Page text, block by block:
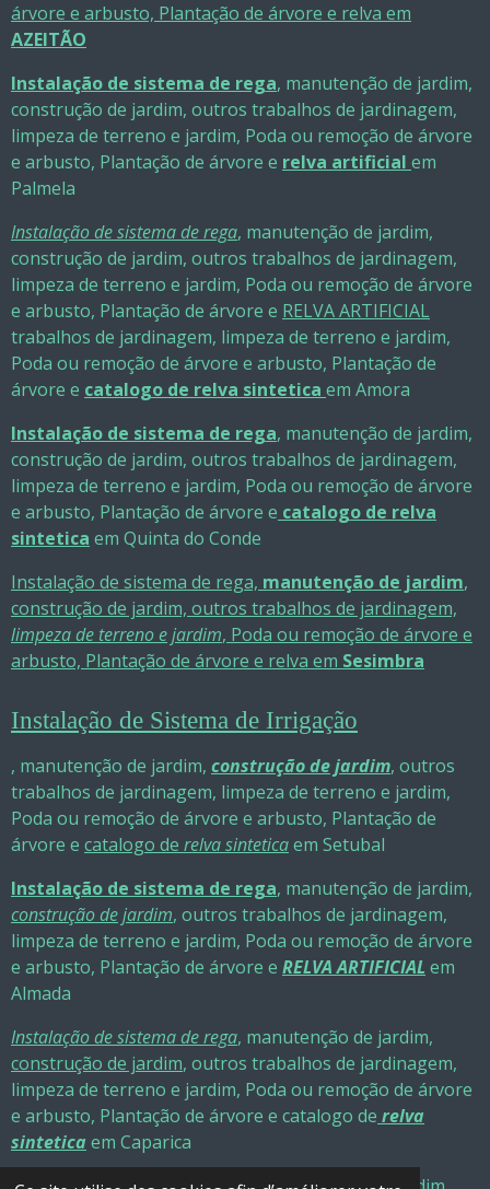
árvore e arbusto, Plantação de árvore e relva em
AZEITÃO
Instalação de sistema de rega, manutenção de jardim,
construção de jardim, outros trabalhos de jardinagem,
limpeza de terreno e jardim, Poda ou remoção de árvore
e arbusto, Plantação de árvore e relva artificial em
Palmela
Instalação de sistema de rega, manutenção de jardim,
construção de jardim, outros trabalhos de jardinagem,
limpeza de terreno e jardim, Poda ou remoção de árvore
e arbusto, Plantação de árvore e RELVA ARTIFICIAL
trabalhos de jardinagem, limpeza de terreno e jardim,
Poda ou remoção de árvore e arbusto, Plantação de
árvore e catalogo de relva sintetica em Amora
Instalação de sistema de rega, manutenção de jardim,
construção de jardim, outros trabalhos de jardinagem,
limpeza de terreno e jardim, Poda ou remoção de árvore
e arbusto, Plantação de árvore e catalogo de relva
sintetica em Quinta do Conde
Instalação de sistema de rega, manutenção de jardim,
construção de jardim, outros trabalhos de jardinagem,
limpeza de terreno e jardim, Poda ou remoção de árvore e
arbusto, Plantação de árvore e relva em Sesimbra
Instalação de Sistema de Irrigação
, manutenção de jardim, construção de jardim, outros
trabalhos de jardinagem, limpeza de terreno e jardim,
Poda ou remoção de árvore e arbusto, Plantação de
árvore e catalogo de relva sinteticaem Setubal
Instalação de sistema de rega, manutenção de jardim,
construção de jardim, outros trabalhos de jardinagem,
limpeza de terreno e jardim, Poda ou remoção de árvore
e arbusto, Plantação de árvore e RELVA ARTIFICIAL em
Almada
Instalação de sistema de rega, manutenção de jardim,
construção de jardim, outros trabalhos de jardinagem,
limpeza de terreno e jardim, Poda ou remoção de árvore
e arbusto, Plantação de árvore e catalogo de relva
sintetica em Caparica